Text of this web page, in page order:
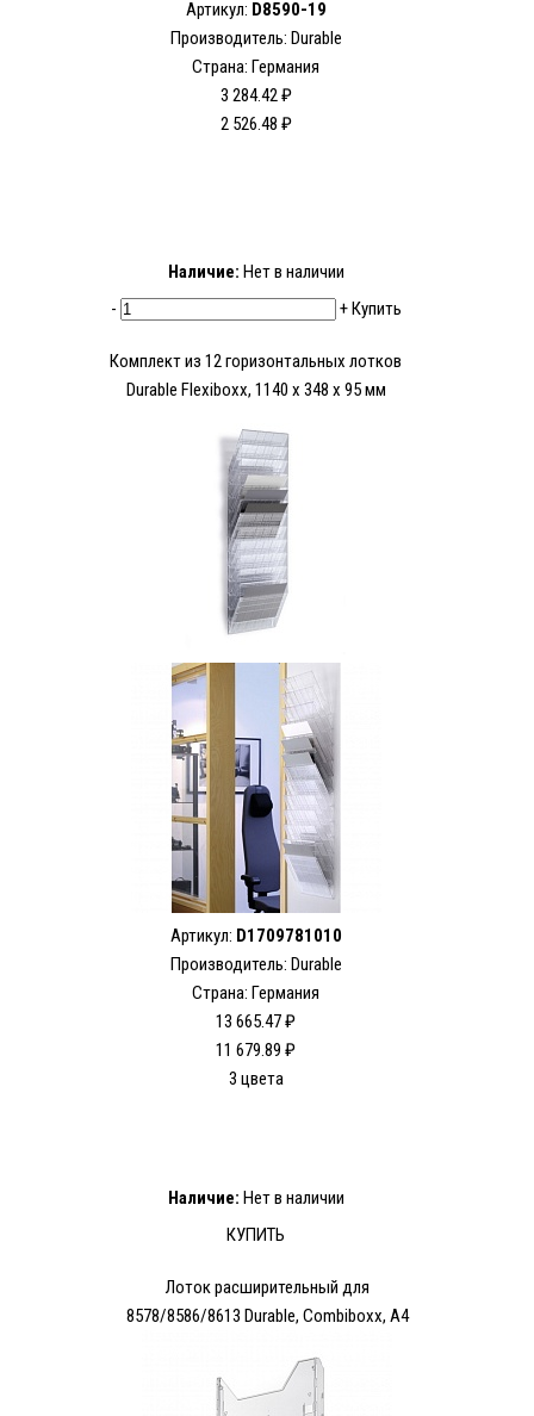
Артикул: D8590-19
Производитель: Durable
Страна: Германия
3 284.42 ₽
2 526.48 ₽
Наличие: Нет в наличии
-
+Купить
Комплект из 12 горизонтальных лотков
Durable Flexiboxx, 1140 x 348 x 95 мм
Артикул: D1709781010
Производитель: Durable
Страна: Германия
13 665.47 ₽
11 679.89 ₽
3 цвета
Наличие: Нет в наличии
КУПИТЬ
Лоток расширительный для
8578/8586/8613 Durable, Combiboxx, A4